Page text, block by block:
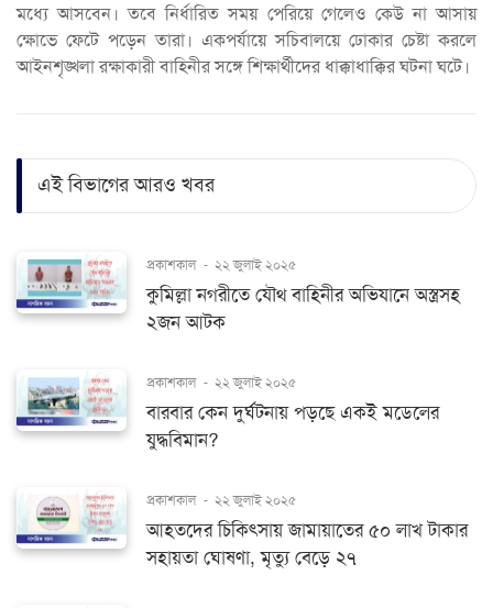
মধ্যে আসবেন। তবে নির্ধারিত সময় পেরিয়ে গেলেও কেউ না আসায়
ক্ষোভে ফেটে পড়েন তারা। একপর্যায়ে সচিবালয়ে ঢোকার চেষ্টা করলে
আইনশৃঙ্খলা রক্ষাকারী বাহিনীর সঙ্গে শিক্ষার্থীদের ধাক্কাধাক্কির ঘটনা ঘটে।
এই বিভাগের আরও খবর
প্রকাশকাল - ২২ জুলাই ২০২৫
কুমিল্লা নগরীতে যৌথ বাহিনীর অভিযানে অস্ত্রসহ
২জন আটক
প্রকাশকাল - ২২ জুলাই ২০২৫
বারবার কেন দুর্ঘটনায় পড়ছে একই মডেলের
যুদ্ধবিমান?
প্রকাশকাল - ২২ জুলাই ২০২৫
আহতদের চিকিৎসায় জামায়াতের ৫০ লাখ টাকার
সহায়তা ঘোষণা, মৃত্যু বেড়ে ২৭